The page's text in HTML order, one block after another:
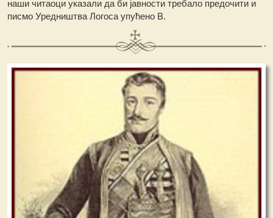
наши читаоци указали да би јавности требало предочити и
писмо Уредништва Логоса упућено В.